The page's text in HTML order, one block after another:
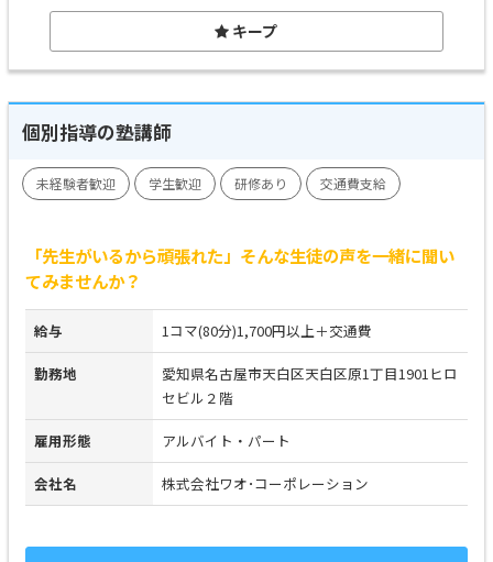
キープ
個別指導の塾講師
未経験者歓迎 学生歓迎 研修あり 交通費支給
「先生がいるから頑張れた」そんな生徒の声を一緒に聞い
てみませんか？
給与 1コマ(80分)1,700円以上＋交通費
勤務地
愛知県名古屋市天白区天白区原1丁目1901ヒロ
セビル２階
雇用形態 アルバイト・パート
会社名 株式会社ワオ･コーポレーション